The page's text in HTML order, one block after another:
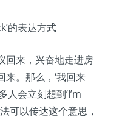
的表达方式
回来，兴奋地走进房
。那么，‘我回来
人会立刻想到‘I’m
可以传达这个意思，